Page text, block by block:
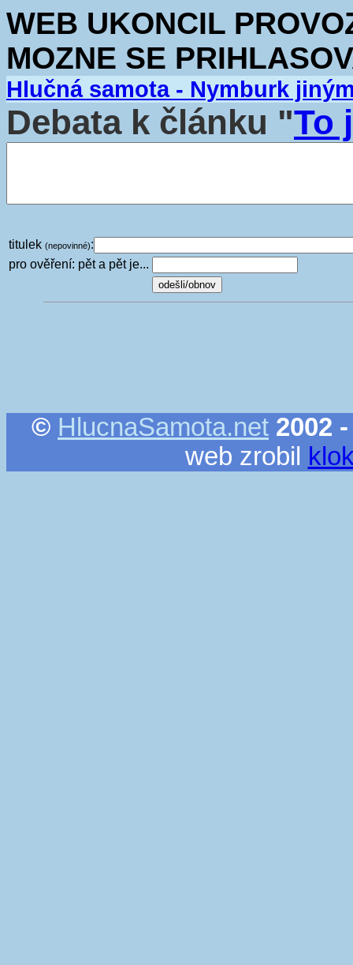
WEB UKONCIL
MOZNE SE
Hlučná samota - Nymburk
Debata k článku "To
titulek (nepovinné):
pro ověření: pět a pět je...
© HlucnaSamota.net 2002
web zrobil